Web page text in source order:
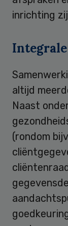
inrichting
altijd
Naast
(rondom